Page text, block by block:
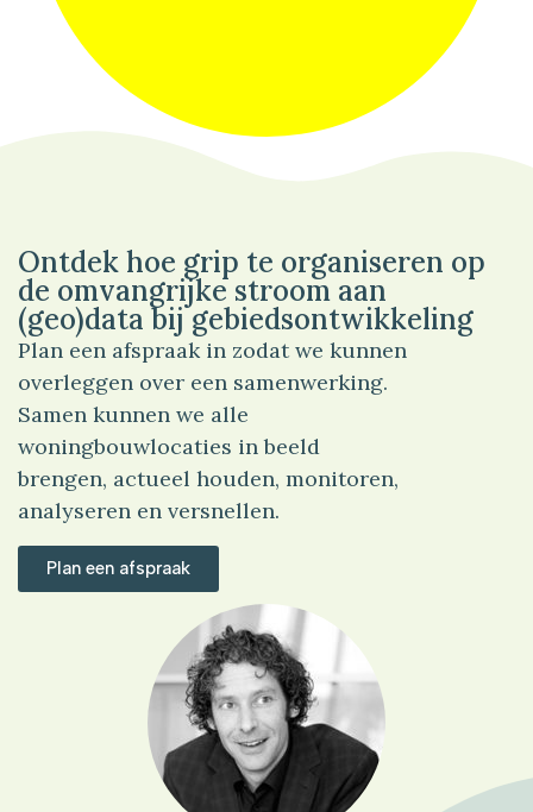
Ontdek hoe grip te organiseren op
de omvangrijke stroom aan
(geo)data bij gebiedsontwikkeling
Plan een afspraak in zodat we kunnen
overleggen over een samenwerking.
Samen kunnen we alle
woningbouwlocaties in beeld
brengen, actueel houden, monitoren,
analyseren en versnellen.
Plan een afspraak